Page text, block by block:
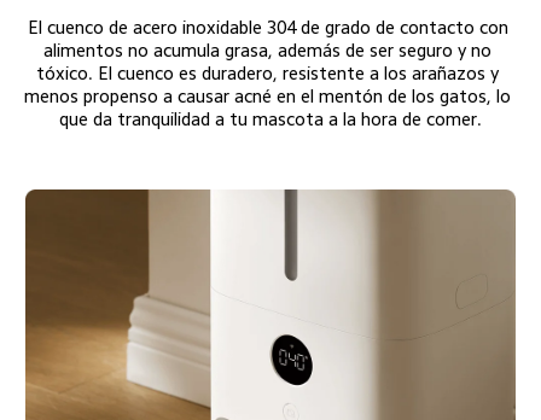
El cuenco de acero inoxidable 304 de grado de contacto con
alimentos no acumula grasa, además de ser seguro y no
tóxico. El cuenco es duradero, resistente a los arañazos y
menos propenso a causar acné en el mentón de los gatos, lo
que da tranquilidad a tu mascota a la hora de comer.